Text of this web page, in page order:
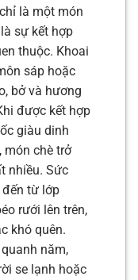
là một món
sự kết hợp
thuộc. Khoai
sáp hoặc
bở và hương
được kết hợp
giàu dinh
món chè trở
nhiều. Sức
đến từ lớp
rưới lên trên,
khó quên.
năm,
se lạnh hoặc